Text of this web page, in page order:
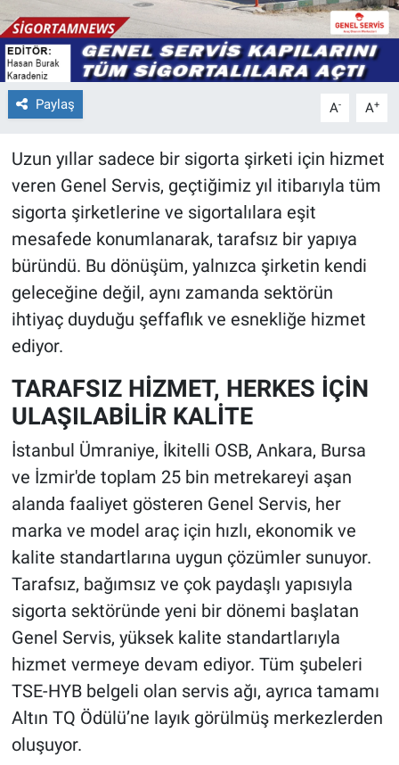
Paylaş A- A+
Uzun yıllar sadece bir sigorta şirketi için hizmet
veren Genel Servis, geçtiğimiz yıl itibarıyla tüm
sigorta şirketlerine ve sigortalılara eşit
mesafede konumlanarak, tarafsız bir yapıya
büründü. Bu dönüşüm, yalnızca şirketin kendi
geleceğine değil, aynı zamanda sektörün
ihtiyaç duyduğu şeffaflık ve esnekliğe hizmet
ediyor.
TARAFSIZ HİZMET, HERKES İÇİN
ULAŞILABİLİR KALİTE
İstanbul Ümraniye, İkitelli OSB, Ankara, Bursa
ve İzmir'de toplam 25 bin metrekareyi aşan
alanda faaliyet gösteren Genel Servis, her
marka ve model araç için hızlı, ekonomik ve
kalite standartlarına uygun çözümler sunuyor.
Tarafsız, bağımsız ve çok paydaşlı yapısıyla
sigorta sektöründe yeni bir dönemi başlatan
Genel Servis, yüksek kalite standartlarıyla
hizmet vermeye devam ediyor. Tüm şubeleri
TSE-HYB belgeli olan servis ağı, ayrıca tamamı
Altın TQ Ödülü’ne layık görülmüş merkezlerden
oluşuyor.